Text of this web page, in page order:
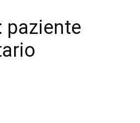
paziente